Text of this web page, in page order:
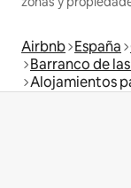
Airbnb España
Barranco de
Alojamientos